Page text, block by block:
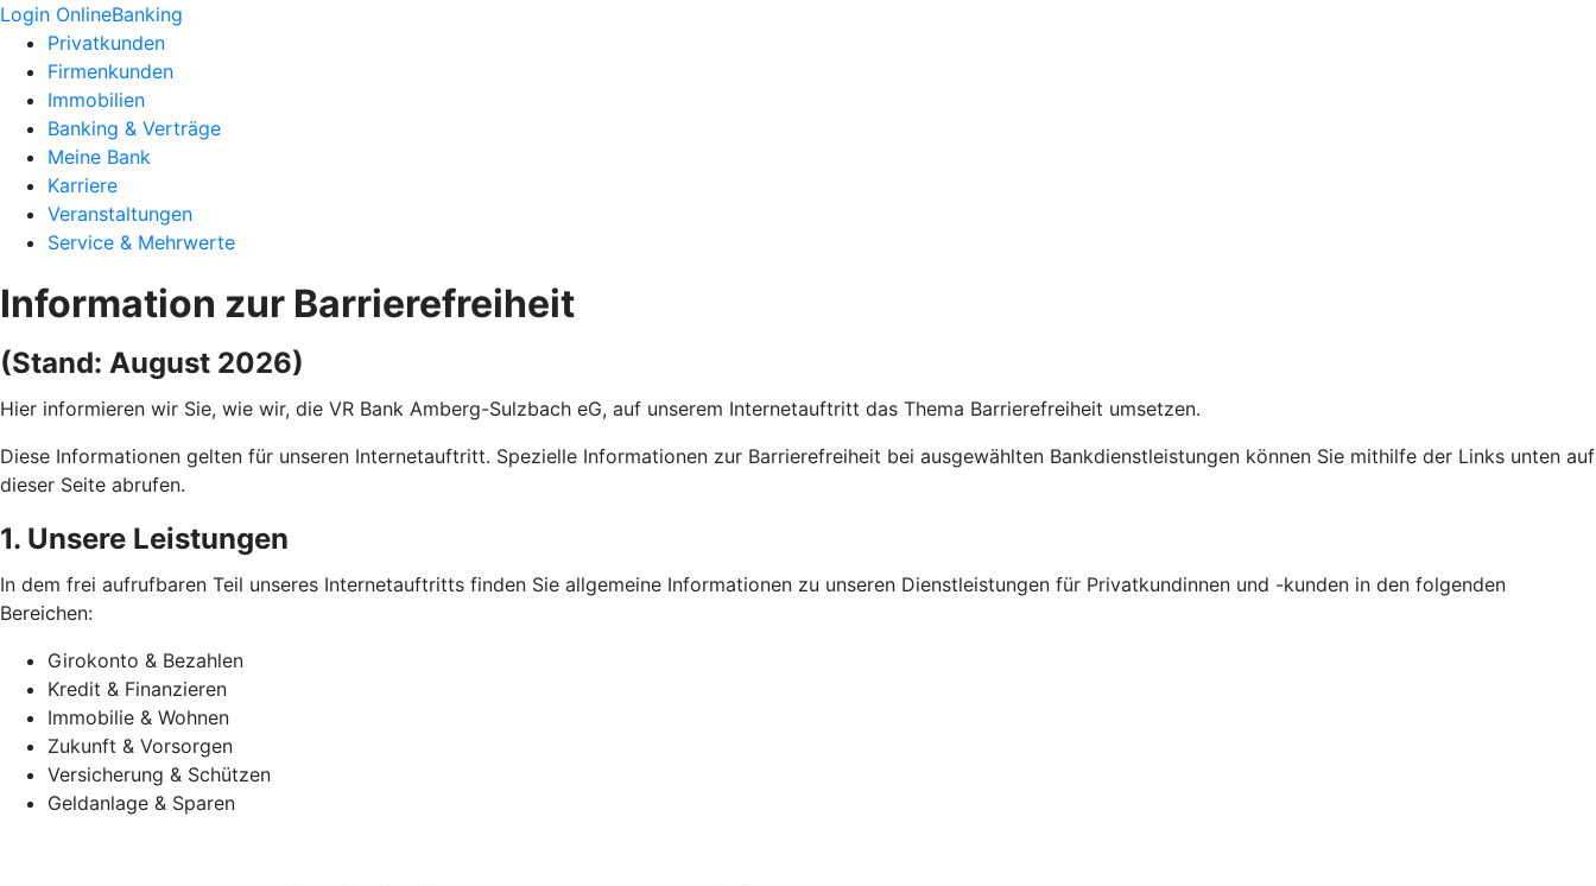
Login OnlineBanking
Privatkunden
Firmenkunden
Immobilien
Banking & Verträge
Meine Bank
Karriere
Veranstaltungen
Service & Mehrwerte
Information zur Barrierefreiheit
(Stand: August 2026)
Hier informieren wir Sie, wie wir, die VR Bank Amberg-Sulzbach eG, auf unserem Internetauftritt das Thema Barrierefreiheit umsetzen.
Diese Informationen gelten für unseren Internetauftritt. Spezielle Informationen zur Barrierefreiheit bei ausgewählten Bankdienstleistungen können Sie mithilfe der Links unten auf
dieser Seite abrufen.
1. Unsere Leistungen
In dem frei aufrufbaren Teil unseres Internetauftritts finden Sie allgemeine Informationen zu unseren Dienstleistungen für Privatkundinnen und -kunden in den folgenden
Bereichen:
Girokonto & Bezahlen
Kredit & Finanzieren
Immobilie & Wohnen
Zukunft & Vorsorgen
Versicherung & Schützen
Geldanlage & Sparen